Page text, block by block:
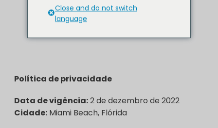
Política de privacidade
Data de vigência:2 de dezembro de 2022
Cidade: Miami Beach, Flórida
Close and do not switch
language